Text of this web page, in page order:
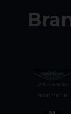
Aston Martin